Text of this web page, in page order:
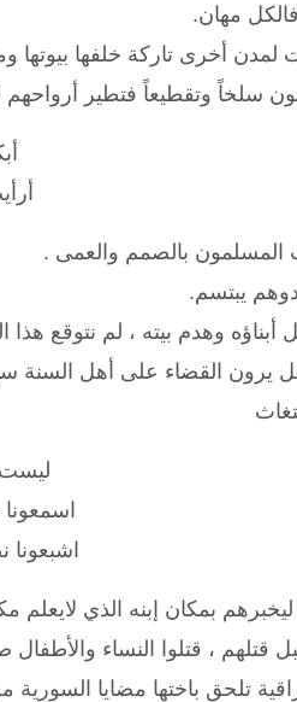
مهان.
أخرى تاركة خلفها بيوتها
سلخاً وتقطيعاً فتطير أرواحهم
بالصمم والعمى .
يبتسم.
وهدم بيته ، لم نتوقع
القضاء على أهل السنة
‏ليست
بمكان إبنه الذي
قتلهم ، قتلوا النساء
تلحق باختها مضايا